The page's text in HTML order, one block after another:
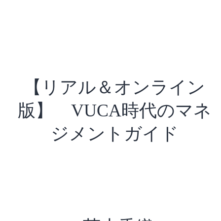
【リアル＆オンライン
版】 VUCA時代のマネ
ジメントガイド